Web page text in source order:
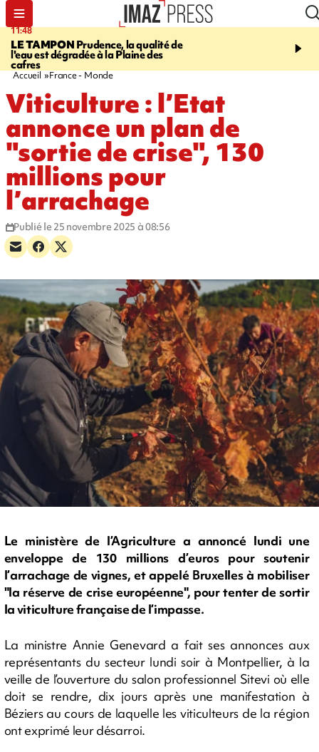
11:48
LE TAMPON Prudence, la qualité de
l'eau est dégradée à la Plaine des
cafres
12:48
Cap Lahoussaye du 10
Accueil France - Monde
Viticulture : l’Etat
annonce un plan de
"sortie de crise", 130
millions pour
l’arrachage
Publié le 25 novembre 2025 à 08:56
Le ministère de l’Agriculture a annoncé lundi une
enveloppe de 130 millions d’euros pour soutenir
l’arrachage de vignes, et appelé Bruxelles à mobiliser
"la réserve de crise européenne", pour tenter de sortir
la viticulture française de l’impasse.
La ministre Annie Genevard a fait ses annonces aux
représentants du secteur lundi soir à Montpellier, à la
veille de l’ouverture du salon professionnel Sitevi où elle
doit se rendre, dix jours après une manifestation à
Béziers au cours de laquelle les viticulteurs de la région
ont exprimé leur désarroi.